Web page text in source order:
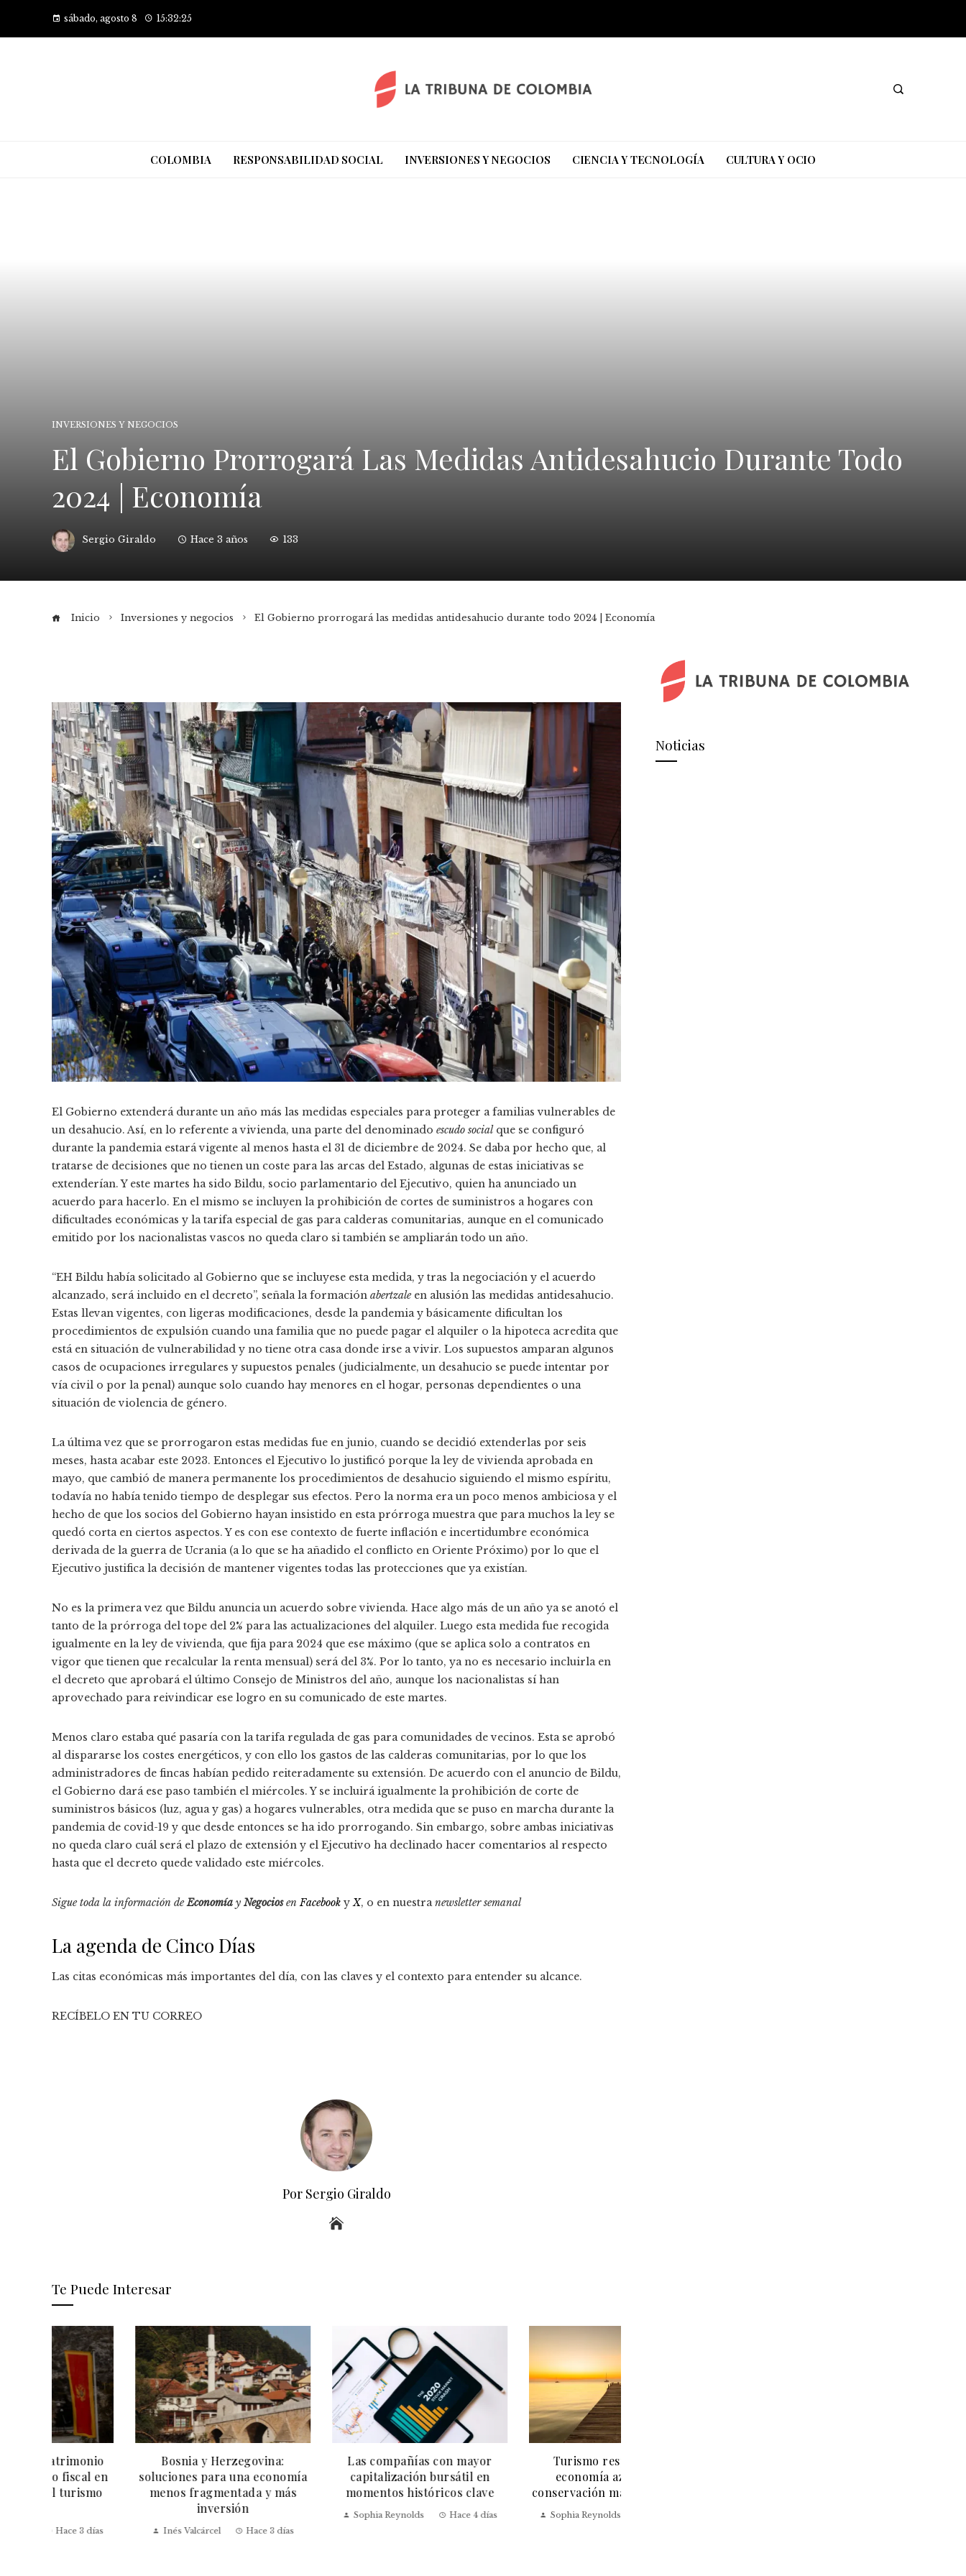
sábado, agosto 8 15:32:26
COLOMBIA RESPONSABILIDAD SOCIAL INVERSIONES Y NEGOCIOS CIENCIA Y TECNOLOGÍA CULTURA Y OCIO
INVERSIONES Y NEGOCIOS
El Gobierno Prorrogará Las Medidas Antidesahucio Durante Todo
2024 | Economía
Sergio Giraldo Hace 3 años 133
Inicio Inversiones y negocios El Gobierno prorrogará las medidas antidesahucio durante todo 2024 | Economía
El Gobierno extenderá durante un año más las medidas especiales para proteger a familias vulnerables de
un desahucio. Así, en lo referente a vivienda, una parte del denominado escudo socialque se configuró
durante la pandemia estará vigente al menos hasta el 31 de diciembre de 2024. Se daba por hecho que, al
tratarse de decisiones que no tienen un coste para las arcas del Estado, algunas de estas iniciativas se
extenderían. Y este martes ha sido Bildu, socio parlamentario del Ejecutivo, quien ha anunciado un
acuerdo para hacerlo. En el mismo se incluyen la prohibición de cortes de suministros a hogares con
dificultades económicas y la tarifa especial de gas para calderas comunitarias, aunque en el comunicado
emitido por los nacionalistas vascos no queda claro si también se ampliarán todo un año.
“EH Bildu había solicitado al Gobierno que se incluyese esta medida, y tras la negociación y el acuerdo
alcanzado, será incluido en el decreto”, señala la formación abertzaleen alusión las medidas antidesahucio.
Estas llevan vigentes, con ligeras modificaciones, desde la pandemia y básicamente dificultan los
procedimientos de expulsión cuando una familia que no puede pagar el alquiler o la hipoteca acredita que
está en situación de vulnerabilidad y no tiene otra casa donde irse a vivir. Los supuestos amparan algunos
casos de ocupaciones irregulares y supuestos penales (judicialmente, un desahucio se puede intentar por
vía civil o por la penal) aunque solo cuando hay menores en el hogar, personas dependientes o una
situación de violencia de género.
La última vez que se prorrogaron estas medidas fue en junio, cuando se decidió extenderlas por seis
meses, hasta acabar este 2023. Entonces el Ejecutivo lo justificó porque la ley de vivienda aprobada en
mayo, que cambió de manera permanente los procedimientos de desahucio siguiendo el mismo espíritu,
todavía no había tenido tiempo de desplegar sus efectos. Pero la norma era un poco menos ambiciosa y el
hecho de que los socios del Gobierno hayan insistido en esta prórroga muestra que para muchos la ley se
quedó corta en ciertos aspectos. Y es con ese contexto de fuerte inflación e incertidumbre económica
derivada de la guerra de Ucrania (a lo que se ha añadido el conflicto en Oriente Próximo) por lo que el
Ejecutivo justifica la decisión de mantener vigentes todas las protecciones que ya existían.
No es la primera vez que Bildu anuncia un acuerdo sobre vivienda. Hace algo más de un año ya se anotó el
tanto de la prórroga del tope del 2% para las actualizaciones del alquiler. Luego esta medida fue recogida
igualmente en la ley de vivienda, que fija para 2024 que ese máximo (que se aplica solo a contratos en
vigor que tienen que recalcular la renta mensual) será del 3%. Por lo tanto, ya no es necesario incluirla en
el decreto que aprobará el último Consejo de Ministros del año, aunque los nacionalistas sí han
aprovechado para reivindicar ese logro en su comunicado de este martes.
Menos claro estaba qué pasaría con la tarifa regulada de gas para comunidades de vecinos. Esta se aprobó
al dispararse los costes energéticos, y con ello los gastos de las calderas comunitarias, por lo que los
administradores de fincas habían pedido reiteradamente su extensión. De acuerdo con el anuncio de Bildu,
el Gobierno dará ese paso también el miércoles. Y se incluirá igualmente la prohibición de corte de
suministros básicos (luz, agua y gas) a hogares vulnerables, otra medida que se puso en marcha durante la
pandemia de covid-19 y que desde entonces se ha ido prorrogando. Sin embargo, sobre ambas iniciativas
no queda claro cuál será el plazo de extensión y el Ejecutivo ha declinado hacer comentarios al respecto
hasta que el decreto quede validado este miércoles.
Sigue toda la información deEconomía y NegociosenFacebook yX, o en nuestranewsletter semanal
La agenda de Cinco Días
Las citas económicas más importantes del día, con las claves y el contexto para entender su alcance.
RECÍBELO EN TU CORREO
Por Sergio Giraldo
Te Puede Interesar
Bosnia y Herzegovina:
soluciones para una economía
menos fragmentada y más
Inés Valcárcel Hace 3 días
Las compañías con mayor
capitalización bursátil en
momentos históricos clave
Hace 4 días
Turismo responsable y
economía azul para la
conservación marina en Belice
Sophia Reynolds Hace 5 días
Noticias